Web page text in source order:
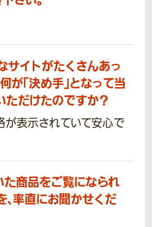
サイトがたくさんあっ
が「決め手」となって当
ただけたのですか？
が表示されていて安心で
た商品をご覧になられ
率直にお聞かせくだ